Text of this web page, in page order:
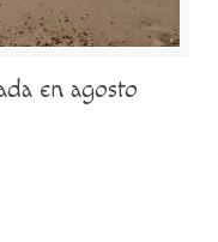
en agosto